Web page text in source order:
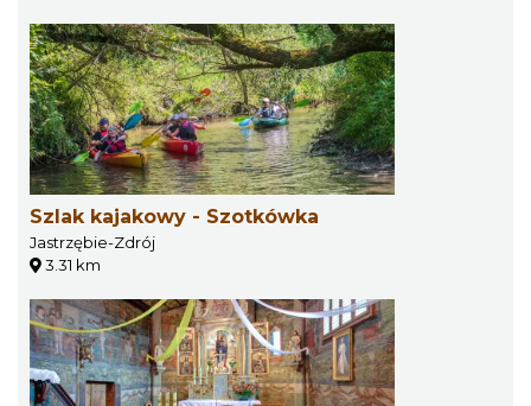
Szlak kajakowy - Szotkówka
Jastrzębie-Zdrój
3.31 km